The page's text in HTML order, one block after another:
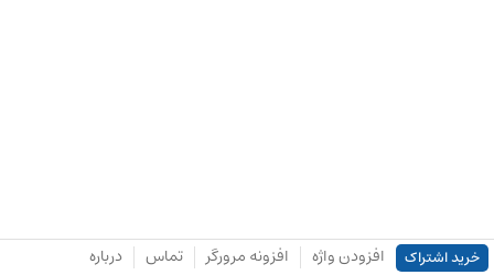
خرید اشتراک افزودن واژه افزونه مرورگر تماس درباره